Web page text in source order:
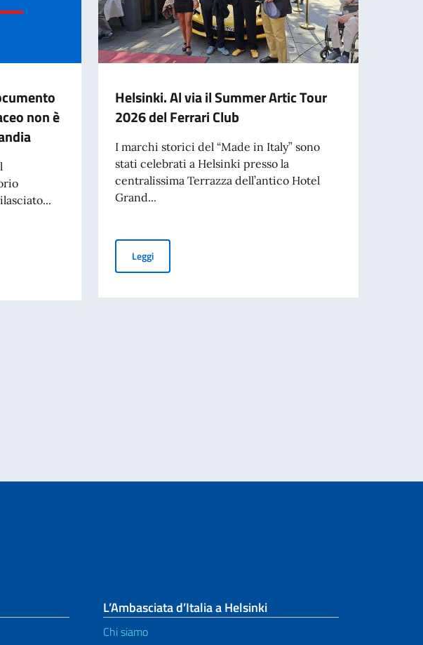
DEL LAVORO ITALIANO NEL MONDO. MESSAGGIO DEL VICE PRESIDENTE DEL CONSIGLIO
non è
di identità provvisorio cartaceo non è valido per l’ingresso in Finlandia
Helsinki. Al via il Summer Artic Tour
2026 del Ferrari Club
I marchi storici del “Made in Italy” sono
stati celebrati a Helsinki presso la
centralissima Terrazza dell’antico Hotel
Grand...
LeggiHelsinki. Al via il Summer Artic Tour 2026 del Ferrari Club
L’Ambasciata d’Italia a Helsinki
Chi siamo